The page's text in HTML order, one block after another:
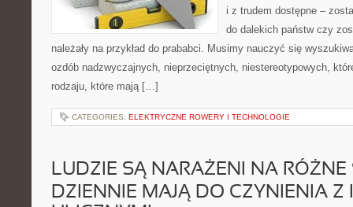
i z trudem dostępne –
do dalekich państw czy
należały na przykład do prababci. Musimy nauczyć się
ozdób nadzwyczajnych, nieprzeciętnych, niestereotypowych,
rodzaju, które mają […]
CATEGORIES: ELEKTRYCZNE ROWERY I TECHNOLOGIE
LUDZIE SĄ NARAŻENI NA RÓŻNE
DZIENNIE MAJĄ DO CZYNIENIA Z